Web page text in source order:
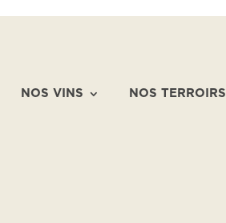
NOS VINS NOS TERROIRS